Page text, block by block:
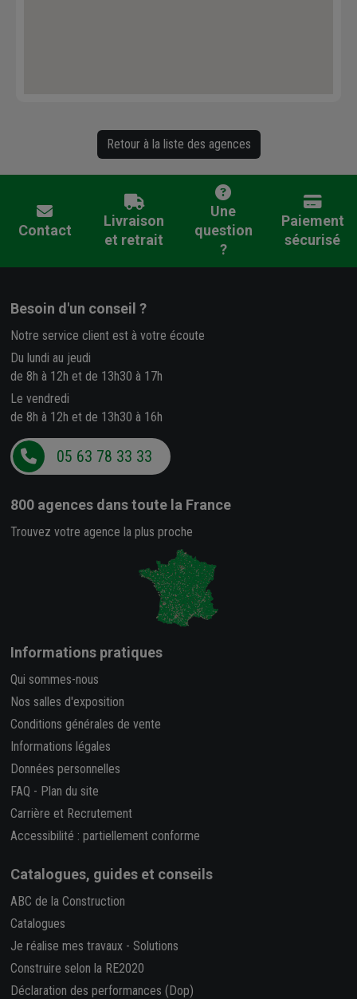
Retour à la liste des agences
Contact
Livraison
et retrait
Une
question
?
Paiement
sécurisé
Besoin d'un conseil ?
Notre service client est à votre écoute
Du lundi au jeudi
de 8h à 12h et de 13h30 à 17h
Le vendredi
de 8h à 12h et de 13h30 à 16h
05 63 78 33 33
800 agences dans toute la France
Trouvez votre agence la plus proche
Informations pratiques
Qui sommes-nous
Nos salles d'exposition
Conditions générales de vente
Informations légales
Données personnelles
FAQ - Plan du site
Carrière et Recrutement
Accessibilité : partiellement conforme
Catalogues, guides et conseils
ABC de la Construction
Catalogues
Je réalise mes travaux - Solutions
Construire selon la RE2020
Déclaration des performances (Dop)